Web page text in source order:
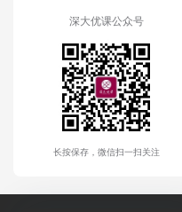
深大优课公众号
长按保存，微信扫一扫关注